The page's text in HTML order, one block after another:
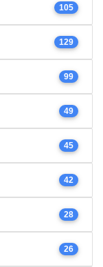
105
129
99
49
45
42
28
26